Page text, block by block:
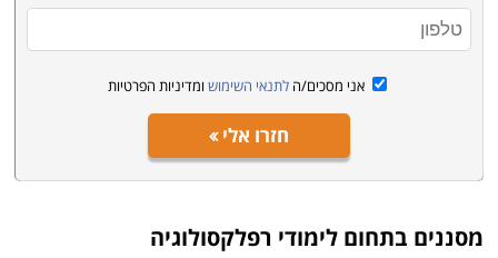
אני מסכים/ה לתנאי השימוש ומדיניות הפרטיות
חזרו אלי
מסננים בתחום לימודי רפלקסולוגיה